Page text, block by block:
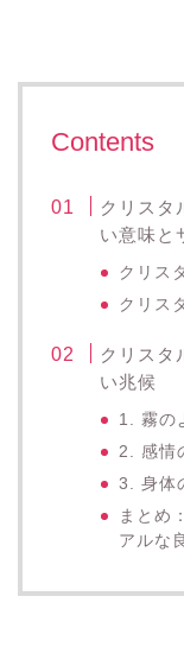
Contents
クリスタ
い意味と
クリス
クリス
クリスタ
い兆候
1. 霧の
2. 感情
3. 身体
まとめ
アルな